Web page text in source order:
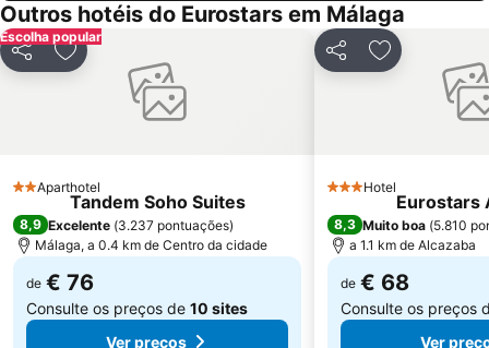
Outros hotéis do Eurostars em Málaga
Escolha popular
PartilharAdicionar aos favoritos
2 Estrelas
Aparthotel
Tandem Soho Suites
8,9 Excelente (3.237 pontuações)
Málaga, a 0.4 km de Centro da cidade
de € 76
Consulte os preços de 10 sites
Ver preços
PartilharAdicionar
3 Estrelas
Hotel
Eurostars
8,3 Muito boa (5.810
a 1.1 km de Alcazaba
de € 68
Consulte os preços
Ver